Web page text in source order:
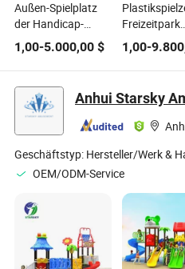
Außen-Spielplatz
der Handicap-
Spielplatz-Serie für
Freizeitparks
1,00-5.000,00 $
Freizeitpark
1,00-
Geschäftstyp: Hersteller/Werk &
OEM/ODM-Service